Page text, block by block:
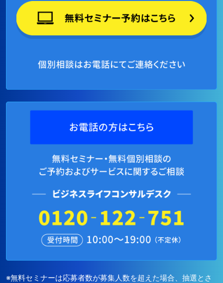
※無料セミナーは応募者数が募集人数を超えた場合、抽選とさ